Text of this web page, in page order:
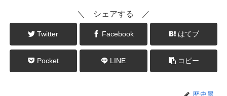
＼ シェアする ／
Twitter Facebook はてブ
Pocket LINE コピー